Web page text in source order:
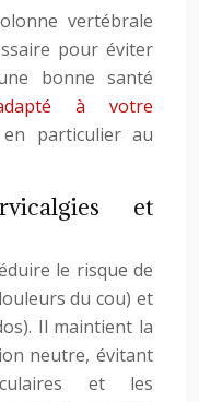
vertébrale
pour éviter
bonne santé
à votre
particulier au
et
le risque de
du cou) et
Il maintient la
neutre, évitant
et les